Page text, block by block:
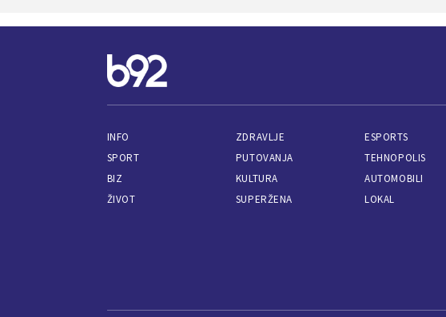
INFO
SPORT
BIZ
ŽIVOT
ZDRAVLJE
PUTOVANJA
KULTURA
SUPERŽENA
ESPORTS
TEHNOPOLIS
AUTOMOBILI
LOKAL